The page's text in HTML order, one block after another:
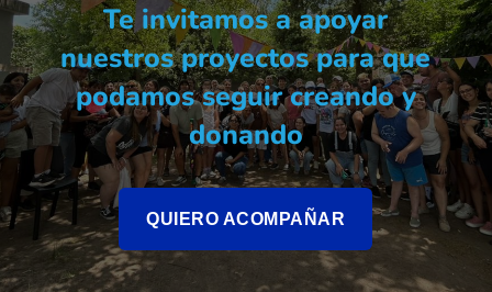
Te invitamos a apoyar
nuestros proyectos para que
podamos seguir creando y
donando
QUIERO ACOMPAÑAR